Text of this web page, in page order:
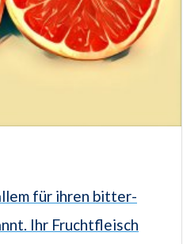
für ihren bitter-
Ihr Fruchtfleisch